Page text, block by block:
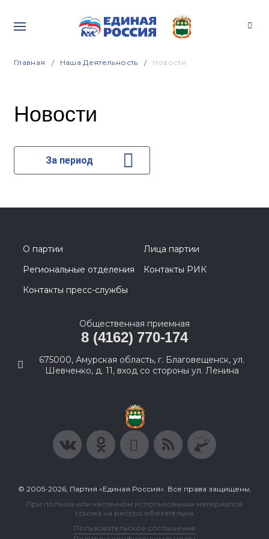
Главная Наша Деятельность Новости
Новости
За период
О партии
Лица партии
Региональные отделения
Контакты РИК
Контакты пресс-службы
Общественная приемная
8 (4162) 770-174
675000, Амурская область, г. Благовещенск, ул.
Шевченко, д. 11, вход со стороны ул. Ленина
© 2005-2026, Партия «Единая Россия». Все права защищены.
При полном или частичном использовании материалов
ссылка на ресурс обязательна.
Пользовательское соглашение